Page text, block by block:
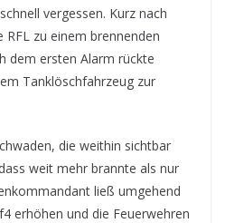
vergessen. Kurz nach
zu einem brennenden
dem ersten Alarm rückte
Tanklöschfahrzeug zur
die weithin sichtbar
weit mehr brannte als nur
ließ umgehend
erhöhen und die Feuerwehren